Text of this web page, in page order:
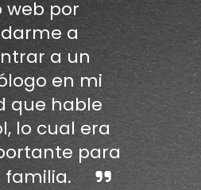
web por
a
a un
en mi
que hable
lo cual era
para
familia.